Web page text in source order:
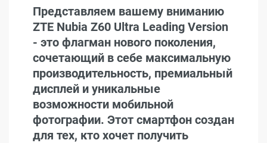
Представляем вашему вниманию
ZTE Nubia Z60 Ultra Leading Version
- это флагман нового поколения,
сочетающий в себе максимальную
производительность, премиальный
дисплей и уникальные
возможности мобильной
фотографии. Этот смартфон создан
для тех, кто хочет получить